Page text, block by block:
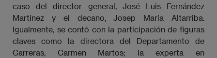
caso del director general, José Luis Fernández
Martínez y el decano, Josep María Altarriba.
Igualmente, se contó con la participación de figuras
claves como la directora del Departamento de
Carreras, Carmen Martos; la experta en